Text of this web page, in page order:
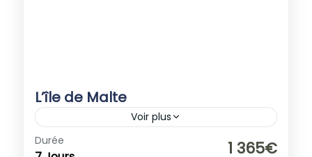
L’île de Malte
Voir plus
Promotions
Durée 1 365€